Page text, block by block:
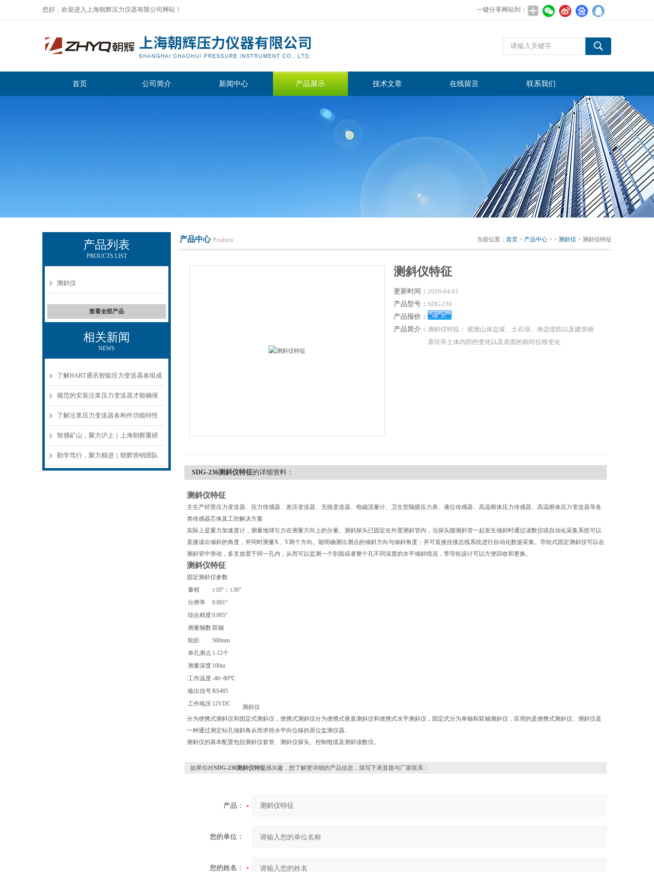
您好，欢迎进入上海朝辉压力仪器有限公司网站！ 一键分享网站到：
首页 公司简介 新闻中心 产品展示 技术文章 在线留言 联系我们
产品列表
PROUCTS LIST
测斜仪
查看全部产品
相关新闻
NEWS
了解HART通讯智能压力变送器各组成
部件功能特点可有效保障压力采集稳
定
规范的安装注浆压力变送器才能确保
数据准确可靠
了解注浆压力变送器各构件功能特性
确保施工参数贴合工程标准
智感矿山，聚力沪上｜上海朝辉重磅
亮相 2026 上海世界煤炭工业博览会，
勤学笃行，聚力精进｜朝辉营销团队
产品中心 Products 当前位置： 首页 > 产品中心 > > 测斜仪 > 测斜仪特征
测斜仪特征
更新时间： 2026-04-01
产品型号： SDG-236
产品报价：
产品简介： 测斜仪特征： 观测山体边坡、土石坝、海边堤防以及建筑物
基坑等土体内部的变化以及表面的相对位移变化
SDG-236测斜仪特征的详细资料：
测斜仪特征
主生产经营压力变送器、压力传感器、差压变送器、无线变送器、电磁流量计、卫生型隔膜压力表、液位传感器、高温熔体压力传感器、高温熔体压力变送器等各
类传感器芯体及工控解决方案
实际上是重力加速度计，测量地球引力在测量方向上的分量。测斜探头已固定在外置测斜管内，当探头随测斜管一起发生倾斜时通过读数仪或自动化采集系统可以
直接读出倾斜的角度，并同时测量X、Y两个方向。能明确测出测点的倾斜方向与倾斜角度；并可直接挂接总线系统进行自动化数据采集。导轮式固定测斜仪可以在
测斜管中滑动，多支放置于同一孔内，从而可以监测一个剖面或者整个孔不同深度的水平倾斜情况，带导轮设计可以方便回收和更换。
测斜仪特征
固定测斜仪参数
量程
±10°；±30°
分辨率
0.001°
综合精度0.005°
测量轴数双轴
轮距
500mm
单孔测点 1-12个
测量深度 100m
工作温度-40~80℃
输出信号RS485
工作电压 12VDC
测斜仪
分为便携式测斜仪和固定式测斜仪，便携式测斜仪分为便携式垂直测斜仪和便携式水平测斜仪，固定式分为单轴和双轴测斜仪，应用的是便携式测斜仪。测斜仪是
一种通过测定钻孔倾斜角从而求得水平向位移的原位监测仪器。
测斜仪的基本配置包括测斜仪套管、测斜仪探头、控制电缆及测斜读数仪。
如果你对SDG-236测斜仪特征感兴趣，想了解更详细的产品信息，填写下表直接与厂家联系：
产品：
您的单位：
您的姓名：